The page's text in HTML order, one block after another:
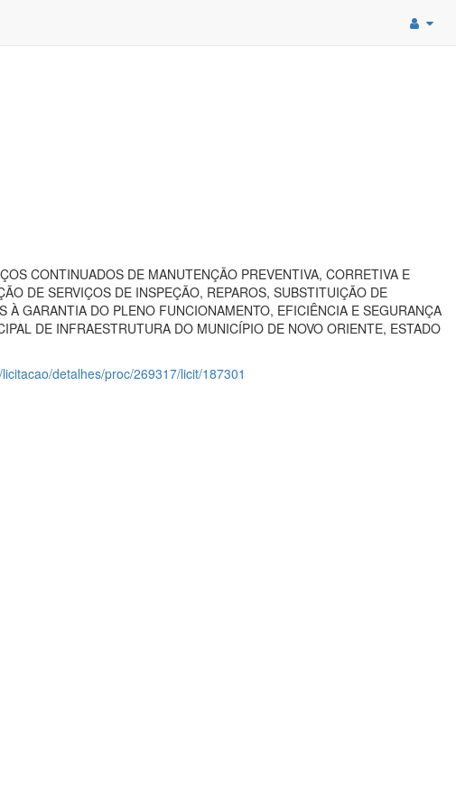
CONTINUADOS DE MANUTENÇÃO PREVENTIVA, CORRETIVA E
DE SERVIÇOS DE INSPEÇÃO, REPAROS, SUBSTITUIÇÃO DE
GARANTIA DO PLENO FUNCIONAMENTO, EFICIÊNCIA E SEGURANÇA
DE INFRAESTRUTURA DO MUNICÍPIO DE NOVO ORIENTE, ESTADO
detalhes/proc/269317/licit/187301